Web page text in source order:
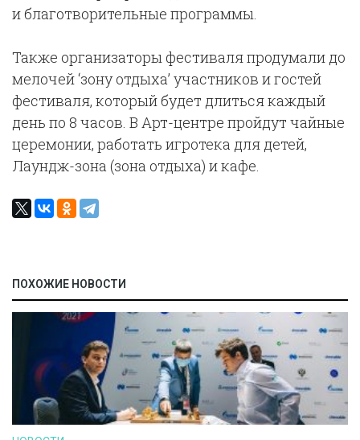
и благотворительные программы.
Также организаторы фестиваля продумали до
мелочей ‘зону отдыха’ участников и гостей
фестиваля, который будет длиться каждый
день по 8 часов. В Арт-центре пройдут чайные
церемонии, работать игротека для детей,
Лаундж-зона (зона отдыха) и кафе.
ПОХОЖИЕ НОВОСТИ